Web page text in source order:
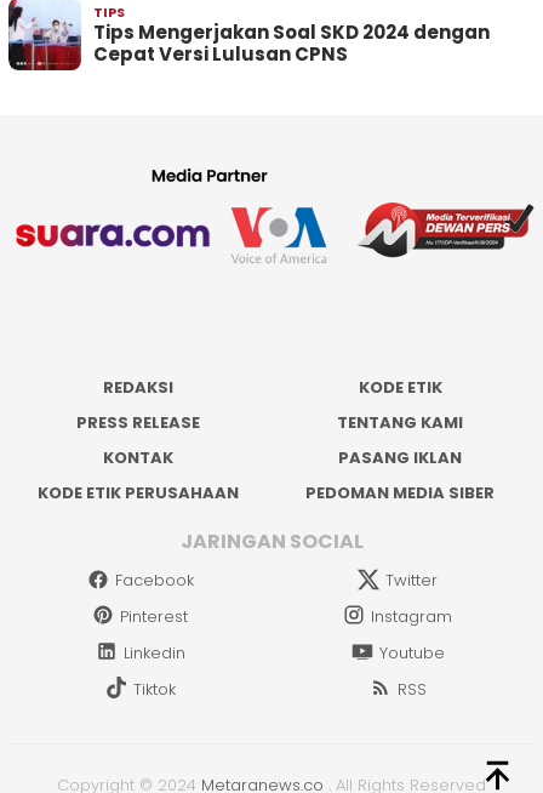
TIPS
Tips Mengerjakan Soal SKD 2024 dengan
Cepat Versi Lulusan CPNS
REDAKSI
KODE ETIK
PRESS RELEASE
TENTANG KAMI
KONTAK
PASANG IKLAN
KODE ETIK PERUSAHAAN
PEDOMAN MEDIA SIBER
JARINGAN SOCIAL
Facebook
Twitter
Pinterest
Instagram
Linkedin
Youtube
Tiktok
RSS
Copyright © 2024 Metaranews.co . All Rights Reserved